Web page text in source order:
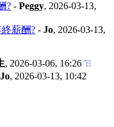
? - Peggy, 2026-03-13,
薪酬? - Jo, 2026-03-13,
, 2026-03-06, 16:26
Jo, 2026-03-13, 10:42